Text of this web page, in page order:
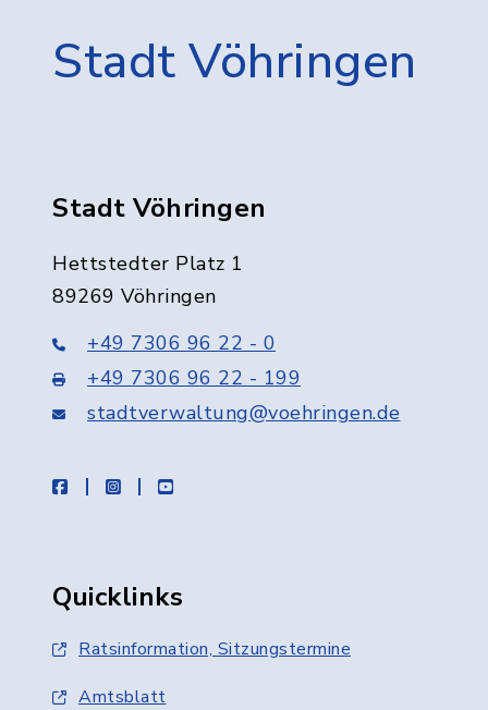
Stadt Vöhringen
Stadt Vöhringen
Hettstedter Platz 1
89269 Vöhringen
+49 7306 96 22 - 0
+49 7306 96 22 - 199
stadtverwaltung@voehringen.de
facebookinstagramyoutube
Quicklinks
Ratsinformation, Sitzungstermine
Amtsblatt